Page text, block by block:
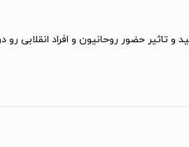
و تاثیر حضور روحانیون و افراد انقلابی